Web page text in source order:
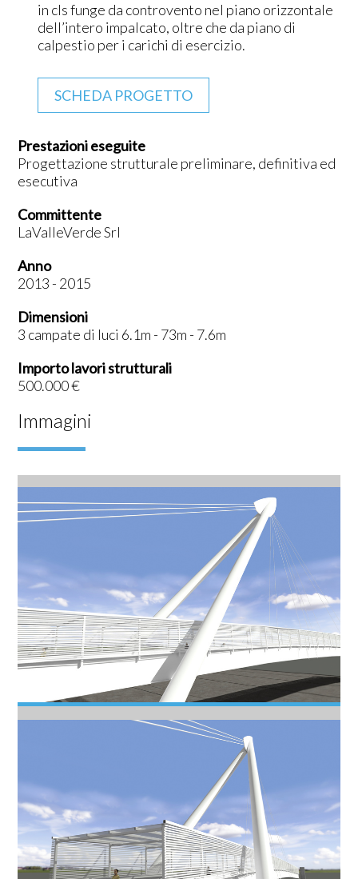
in cls funge da controvento nel piano orizzontale
dell’intero impalcato, oltre che da piano di
calpestio per i carichi di esercizio.
SCHEDA PROGETTO
Prestazioni eseguite
Progettazione strutturale preliminare, definitiva ed
esecutiva
Committente
LaValleVerde Srl
Anno
2013 - 2015
Dimensioni
3 campate di luci 6.1m - 73m - 7.6m
Importo lavori strutturali
500.000 €
Immagini